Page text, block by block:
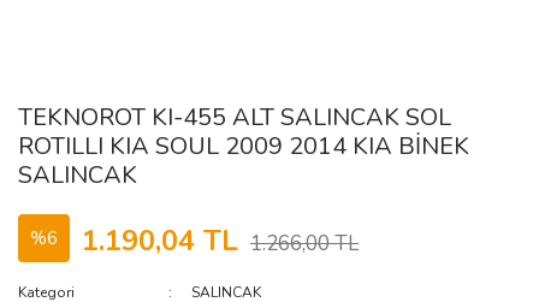
TEKNOROT KI-455 ALT SALINCAK SOL
ROTILLI KIA SOUL 2009 2014 KIA BİNEK
SALINCAK
%6 1.190,04 TL 1.266,00 TL
Kategori
SALINCAK